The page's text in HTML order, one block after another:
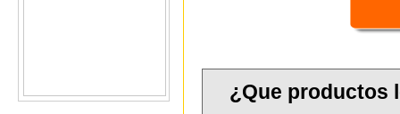
¿Que productos